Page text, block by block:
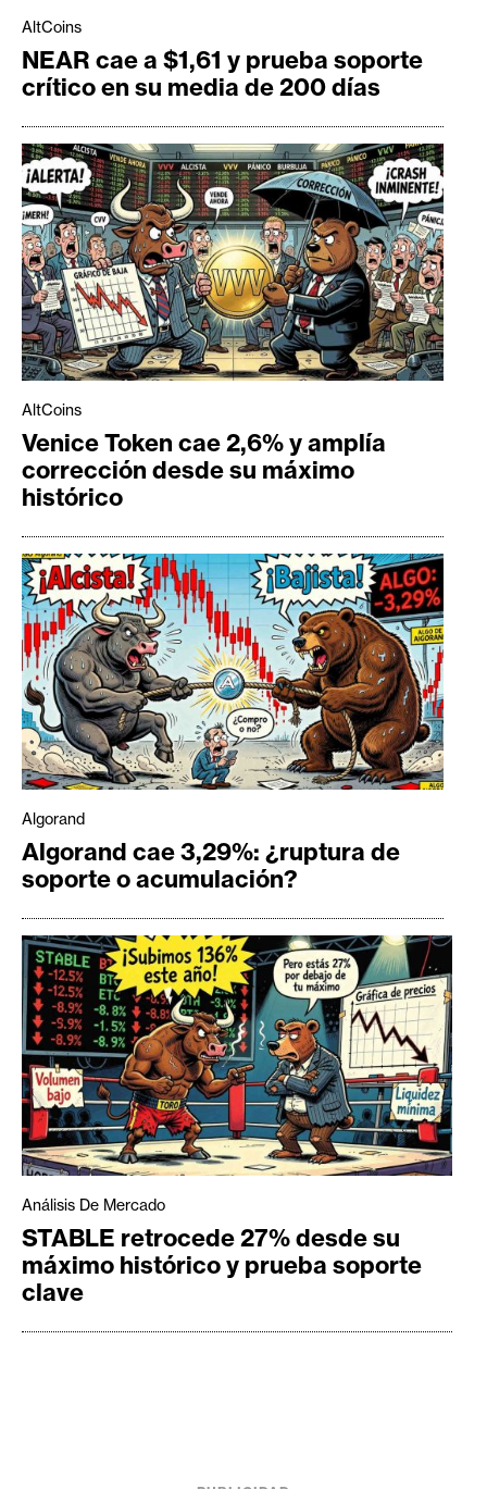
AltCoins
NEAR cae a $1,61 y prueba soporte
crítico en su media de 200 días
AltCoins
Venice Token cae 2,6% y amplía
corrección desde su máximo
histórico
Algorand
Algorand cae 3,29%: ¿ruptura de
soporte o acumulación?
Análisis De Mercado
STABLE retrocede 27% desde su
máximo histórico y prueba soporte
clave